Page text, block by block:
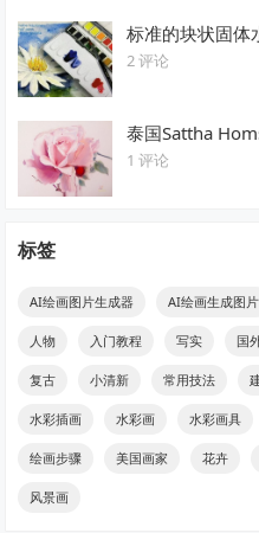
标准的块状固体
2 评论
泰国Sattha
1 评论
标签
AI绘画图片生成器 AI绘画生成图片
人物 入门教程 写实 国
复古 小清新 常用技法
水彩插画 水彩画 水彩画具
绘画步骤 美国画家 花卉
风景画